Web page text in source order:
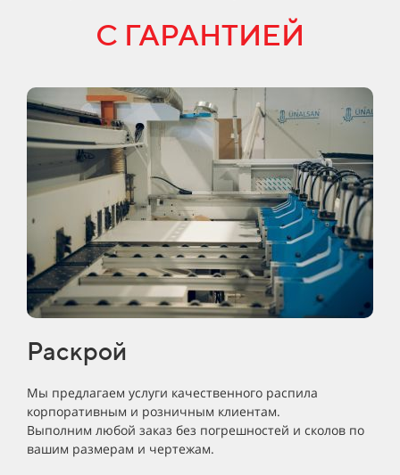
С ГАРАНТИЕЙ
Раскрой
Мы предлагаем услуги качественного распила
корпоративным и розничным клиентам.
Выполним любой заказ без погрешностей и сколов по
вашим размерам и чертежам.